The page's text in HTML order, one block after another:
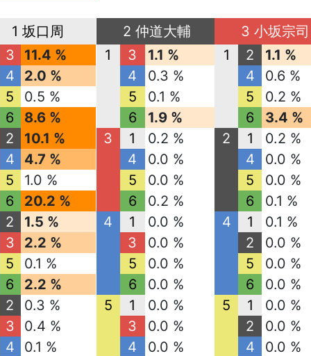
1 坂口周
3
11.4 %
4
2.0 %
5
0.5 %
6
8.6 %
2
10.1 %
4
4.7 %
5
1.0 %
6
20.2 %
2
1.5 %
3
2.2 %
5
0.1 %
6
2.2 %
2
0.3 %
3
0.4 %
4
0.1 %
2 仲道大輔
1
3
1.1 %
4
0.3 %
5
0.1 %
6
1.9 %
3
1
0.2 %
4
0.0 %
5
0.0 %
6
0.2 %
4
1
0.0 %
3
0.0 %
5
0.0 %
6
0.0 %
5
1
0.0 %
3
0.0 %
4
0.0 %
3 小坂宗司
1
2
1.1 %
4
0.6 %
5
0.2 %
6
3.4 %
2
1
0.2 %
4
0.0 %
5
0.0 %
6
0.1 %
4
1
0.1 %
2
0.0 %
5
0.0 %
6
0.0 %
5
1
0.0 %
2
0.0 %
4
0.0 %